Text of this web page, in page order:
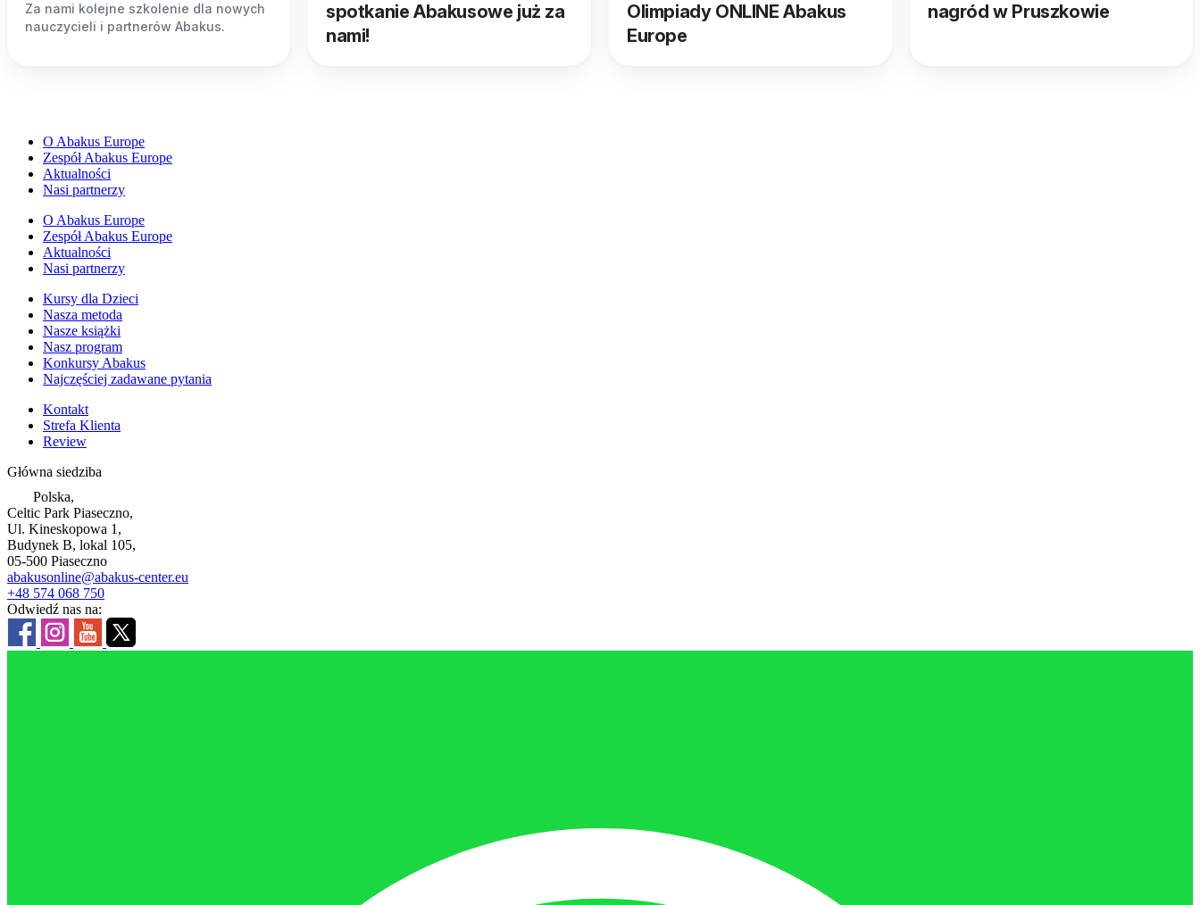
Za nami kolejne szkolenie dla nowych
nauczycieli i partnerów Abakus.
spotkanie Abakusowe już za
nami!
Olimpiady ONLINE Abakus
Europe
nagród w Pruszkowie
O Abakus Europe
Zespół Abakus Europe
Aktualności
Nasi partnerzy
O Abakus Europe
Zespół Abakus Europe
Aktualności
Nasi partnerzy
Kursy dla Dzieci
Nasza metoda
Nasze książki
Nasz program
Konkursy Abakus
Najczęściej zadawane pytania
Kontakt
Strefa Klienta
Review
Główna siedziba
Polska,
Celtic Park Piaseczno,
Ul. Kineskopowa 1,
Budynek B, lokal 105,
05-500 Piaseczno
abakusonline@abakus-center.eu
+48 574 068 750
Odwiedź nas na: